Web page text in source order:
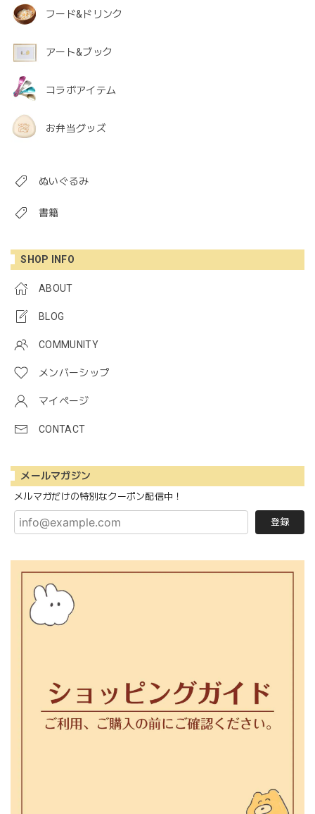
フード&ドリンク
アート&ブック
コラボアイテム
お弁当グッズ
ぬいぐるみ
書籍
SHOP INFO
ABOUT
BLOG
COMMUNITY
メンバーシップ
マイページ
CONTACT
メールマガジン
メルマガだけの特別なクーポン配信中！
登録